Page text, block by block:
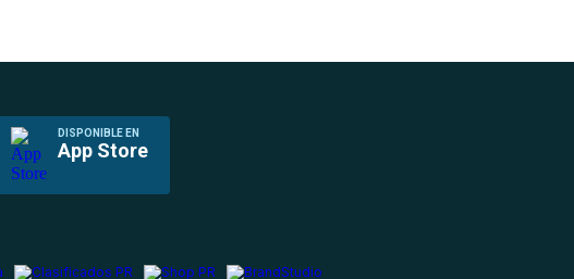
DISPONIBLE EN
App Store